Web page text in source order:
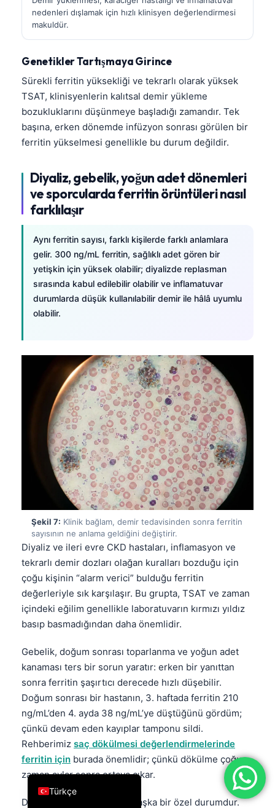
nedenleri dışlamak için hızlı klinisyen değerlendirmesi
makuldür.
Genetikler Tartışmaya Girince
Sürekli ferritin yüksekliği ve tekrarlı olarak yüksek
TSAT, klinisyenlerin kalıtsal demir yükleme
bozukluklarını düşünmeye başladığı zamandır. Tek
başına, erken dönemde infüzyon sonrası görülen bir
ferritin yükselmesi genellikle bu durum değildir.
Diyaliz, gebelik, yoğun adet dönemleri
ve sporcularda ferritin örüntüleri nasıl
farklılaşır
Aynı ferritin sayısı, farklı kişilerde farklı anlamlara
gelir. 300 ng/mL ferritin, sağlıklı adet gören bir
yetişkin için yüksek olabilir; diyalizde replasman
sırasında kabul edilebilir olabilir ve inflamatuvar
durumlarda düşük kullanılabilir demir ile hâlâ uyumlu
olabilir.
Şekil 7: Klinik bağlam, demir tedavisinden sonra ferritin
sayısının ne anlama geldiğini değiştirir.
Diyaliz ve ileri evre CKD hastaları, inflamasyon ve
tekrarlı demir dozları olağan kuralları bozduğu için
çoğu kişinin “alarm verici” bulduğu ferritin
değerleriyle sık karşılaşır. Bu grupta, TSAT ve zaman
içindeki eğilim genellikle laboratuvarın kırmızı yıldız
basıp basmadığından daha önemlidir.
Gebelik, doğum sonrası toparlanma ve yoğun adet
kanaması ters bir sorun yaratır: erken bir yanıttan
sonra ferritin şaşırtıcı derecede hızlı düşebilir.
Doğum sonrası bir hastanın, 3. haftada ferritin 210
ng/mL’den 4. ayda 38 ng/mL’ye düştüğünü gördüm;
çünkü devam eden kayıplar tamponu sildi.
Rehberimiz saç dökülmesi değerlendirmelerinde
ferritin için burada önemlidir; çünkü dökülme çoğu
zaman aylar sonra ortaya çıkar.
Dayanıklılık sporcuları da başka bir özel durumdur.
Türkçe
English
Deutsch
العربية
Français
עִבְרִית
Italiano
Español
Português
Ελληνικά
Română
简体中文
فارسی
Български
Dansk
Nederlands
हिन्दी
Bahasa Indonesia
Հայերեն
Íslenska
Српски језик
Svenska
Eesti
日本語
Čeština
ქართული
Lietuvių kalba
Polski
Slovenščina
Magyar
Shqip
বাংলা
اردو
मराठी
తెలుగు